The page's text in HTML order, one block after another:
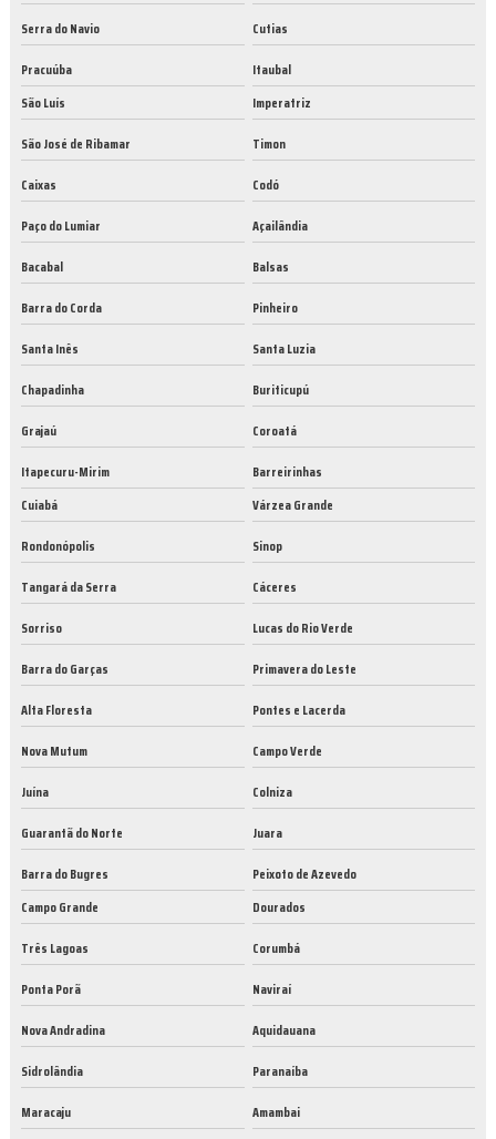
Serra do Navio
Cutias
Pracuúba
Itaubal
São Luís
Imperatriz
São José de Ribamar
Timon
Caixas
Codó
Paço do Lumiar
Açailândia
Bacabal
Balsas
Barra do Corda
Pinheiro
Santa Inês
Santa Luzia
Chapadinha
Buriticupú
Grajaú
Coroatá
Itapecuru-Mirim
Barreirinhas
Cuiabá
Várzea Grande
Rondonópolis
Sinop
Tangará da Serra
Cáceres
Sorriso
Lucas do Rio Verde
Barra do Garças
Primavera do Leste
Alta Floresta
Pontes e Lacerda
Nova Mutum
Campo Verde
Juína
Colniza
Guarantã do Norte
Juara
Barra do Bugres
Peixoto de Azevedo
Campo Grande
Dourados
Três Lagoas
Corumbá
Ponta Porã
Naviraí
Nova Andradina
Aquidauana
Sidrolândia
Paranaíba
Maracaju
Amambai